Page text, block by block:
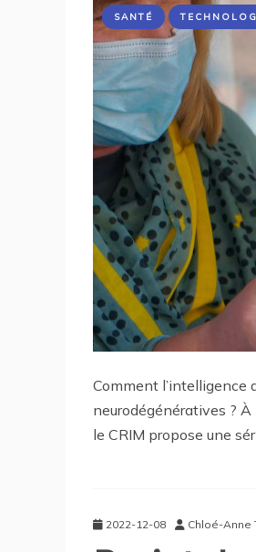
SANTÉ
Comment l’intelligence
neurodégénératives ? À
le CRIM propose une
2022-12-08 Chloé-Anne